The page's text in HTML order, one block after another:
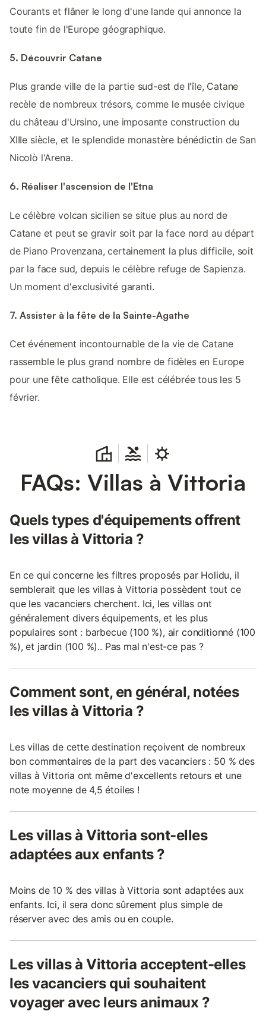
Courants et flâner le long d'une lande qui annonce la
toute fin de l'Europe géographique.
5. Découvrir Catane
Plus grande ville de la partie sud-est de l'île, Catane
recèle de nombreux trésors, comme le musée civique
du château d'Ursino, une imposante construction du
XIIIe siècle, et le splendide monastère bénédictin de San
Nicolò l'Arena.
6. Réaliser l'ascension de l'Etna
Le célèbre volcan sicilien se situe plus au nord de
Catane et peut se gravir soit par la face nord au départ
de Piano Provenzana, certainement la plus difficile, soit
par la face sud, depuis le célèbre refuge de Sapienza.
Un moment d'exclusivité garanti.
7. Assister à la fête de la Sainte-Agathe
Cet événement incontournable de la vie de Catane
rassemble le plus grand nombre de fidèles en Europe
pour une fête catholique. Elle est célébrée tous les 5
février.
FAQs: Villas à Vittoria
Quels types d'équipements offrent
les villas à Vittoria ?
En ce qui concerne les filtres proposés par Holidu, il
semblerait que les villas à Vittoria possèdent tout ce
que les vacanciers cherchent. Ici, les villas ont
généralement divers équipements, et les plus
populaires sont : barbecue (100 %), air conditionné (100
%), et jardin (100 %).. Pas mal n'est-ce pas ?
Comment sont, en général, notées
les villas à Vittoria ?
Les villas de cette destination reçoivent de nombreux
bon commentaires de la part des vacanciers : 50 % des
villas à Vittoria ont même d'excellents retours et une
note moyenne de 4,5 étoiles !
Les villas à Vittoria sont-elles
adaptées aux enfants ?
Moins de 10 % des villas à Vittoria sont adaptées aux
enfants. Ici, il sera donc sûrement plus simple de
réserver avec des amis ou en couple.
Les villas à Vittoria acceptent-elles
les vacanciers qui souhaitent
voyager avec leurs animaux ?